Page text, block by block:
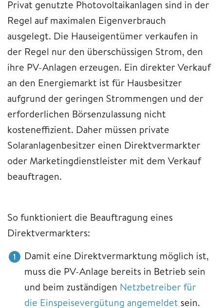
Privat genutzte Photovoltaikanlagen sind in der
Regel auf maximalen Eigenverbrauch
ausgelegt. Die Hauseigentümer verkaufen in
der Regel nur den überschüssigen Strom, den
ihre PV-Anlagen erzeugen. Ein direkter Verkauf
an den Energiemarkt ist für Hausbesitzer
aufgrund der geringen Strommengen und der
erforderlichen Börsenzulassung nicht
kosteneffizient. Daher müssen private
Solaranlagenbesitzer einen Direktvermarkter
oder Marketingdienstleister mit dem Verkauf
beauftragen.
So funktioniert die Beauftragung eines
Direktvermarkters:
Damit eine Direktvermarktung möglich ist,
muss die PV-Anlage bereits in Betrieb sein
und beim zuständigen Netzbetreiber für
die Einspeisevergütung angemeldet sein.